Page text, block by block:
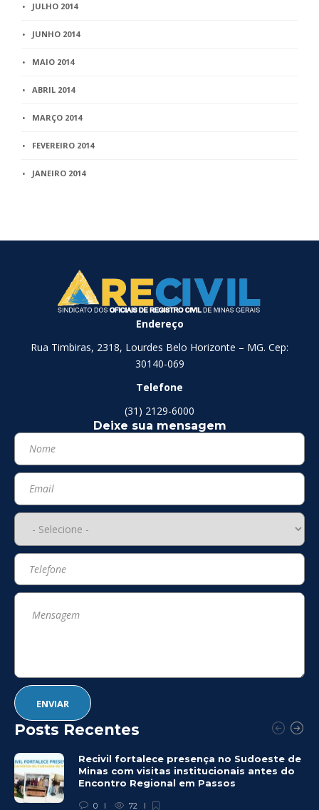
JULHO 2014
JUNHO 2014
MAIO 2014
ABRIL 2014
MARÇO 2014
FEVEREIRO 2014
JANEIRO 2014
Endereço
Rua Timbiras, 2318, Lourdes Belo Horizonte – MG. Cep:
30140-069
Telefone
(31) 2129-6000
Deixe sua mensagem
Posts Recentes
Recivil fortalece presença no Sudoeste de
Minas com visitas institucionais antes do
Encontro Regional em Passos
0 72